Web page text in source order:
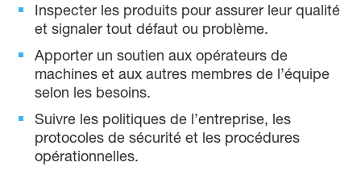
Inspecter les produits pour assurer leur qualité
et signaler tout défaut ou problème.
Apporter un soutien aux opérateurs de
machines et aux autres membres de l’équipe
selon les besoins.
Suivre les politiques de l’entreprise, les
protocoles de sécurité et les procédures
opérationnelles.